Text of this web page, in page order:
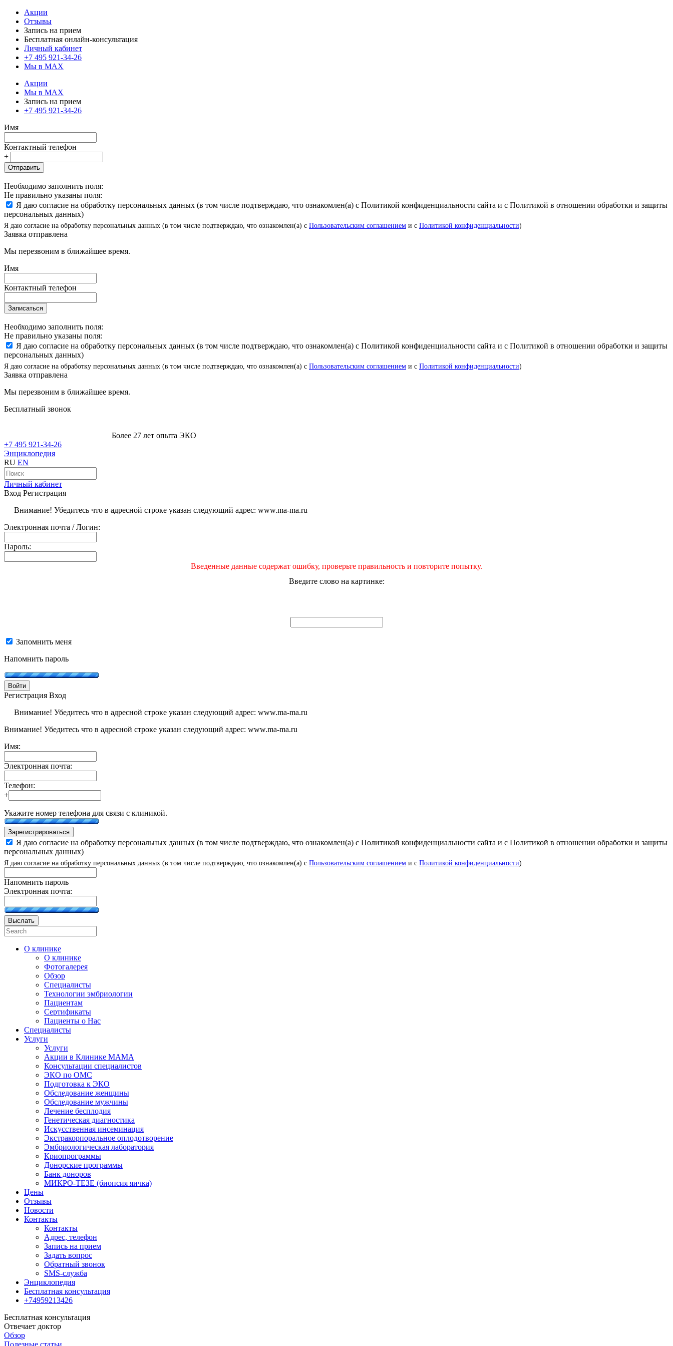
Акции
Отзывы
Запись на прием
Бесплатная онлайн-консультация
Личный кабинет
+7 495 921-34-26
Мы в MAX
Акции
Мы в MAX
Запись на прием
+7 495 921-34-26
Имя
Контактный телефон
+
Отправить
Необходимо заполнить поля:
Не правильно указаны поля:
Я даю согласие на обработку персональных данных (в том числе подтверждаю, что ознакомлен(а) с Политикой конфиденциальности сайта и с Политикой в отношении обработки и защиты
персональных данных)
Я даю согласие на обработку персональных данных (в том числе подтверждаю, что ознакомлен(а) с Пользовательским соглашением и с Политикой конфиденциальности)
Заявка отправлена
Мы перезвоним в ближайшее время.
Имя
Контактный телефон
Записаться
Необходимо заполнить поля:
Не правильно указаны поля:
Я даю согласие на обработку персональных данных (в том числе подтверждаю, что ознакомлен(а) с Политикой конфиденциальности сайта и с Политикой в отношении обработки и защиты
персональных данных)
Я даю согласие на обработку персональных данных (в том числе подтверждаю, что ознакомлен(а) с Пользовательским соглашением и с Политикой конфиденциальности)
Заявка отправлена
Мы перезвоним в ближайшее время.
Бесплатный звонок
Более 27 лет опыта ЭКО
+7 495 921-34-26
Энциклопедия
RU EN
Личный кабинет
Вход Регистрация
Внимание! Убедитесь что в адресной строке указан следующий адрес: www.ma-ma.ru
Электронная почта / Логин:
Пароль:
Введенные данные содержат ошибку, проверьте правильность и повторите попытку.
Введите слово на картинке:
Запомнить меня
Напомнить пароль
Войти
Регистрация Вход
Внимание! Убедитесь что в адресной строке указан следующий адрес: www.ma-ma.ru
Внимание! Убедитесь что в адресной строке указан следующий адрес: www.ma-ma.ru
Имя:
Электронная почта:
Телефон:
+
Укажите номер телефона для связи с клиникой.
Зарегистрироваться
Я даю согласие на обработку персональных данных (в том числе подтверждаю, что ознакомлен(а) с Политикой конфиденциальности сайта и с Политикой в отношении обработки и защиты
персональных данных)
Я даю согласие на обработку персональных данных (в том числе подтверждаю, что ознакомлен(а) с Пользовательским соглашением и с Политикой конфиденциальности)
Напомнить пароль
Электронная почта:
Выслать
О клинике
О клинике
Фотогалерея
Обзор
Специалисты
Технологии эмбриологии
Пациентам
Сертификаты
Пациенты о Нас
Специалисты
Услуги
Услуги
Акции в Клинике МАМА
Консультации специалистов
ЭКО по ОМС
Подготовка к ЭКО
Обследование женщины
Обследование мужчины
Лечение бесплодия
Генетическая диагностика
Искусственная инсеминация
Экстракорпоральное оплодотворение
Эмбриологическая лаборатория
Криопрограммы
Донорские программы
Банк доноров
МИКРО-ТЕЗЕ (биопсия яичка)
Цены
Отзывы
Новости
Контакты
Контакты
Адрес, телефон
Запись на прием
Задать вопрос
Обратный звонок
SMS-служба
Энциклопедия
Бесплатная консультация
+74959213426
Бесплатная консультация
Отвечает доктор
Обзор
Полезные статьи